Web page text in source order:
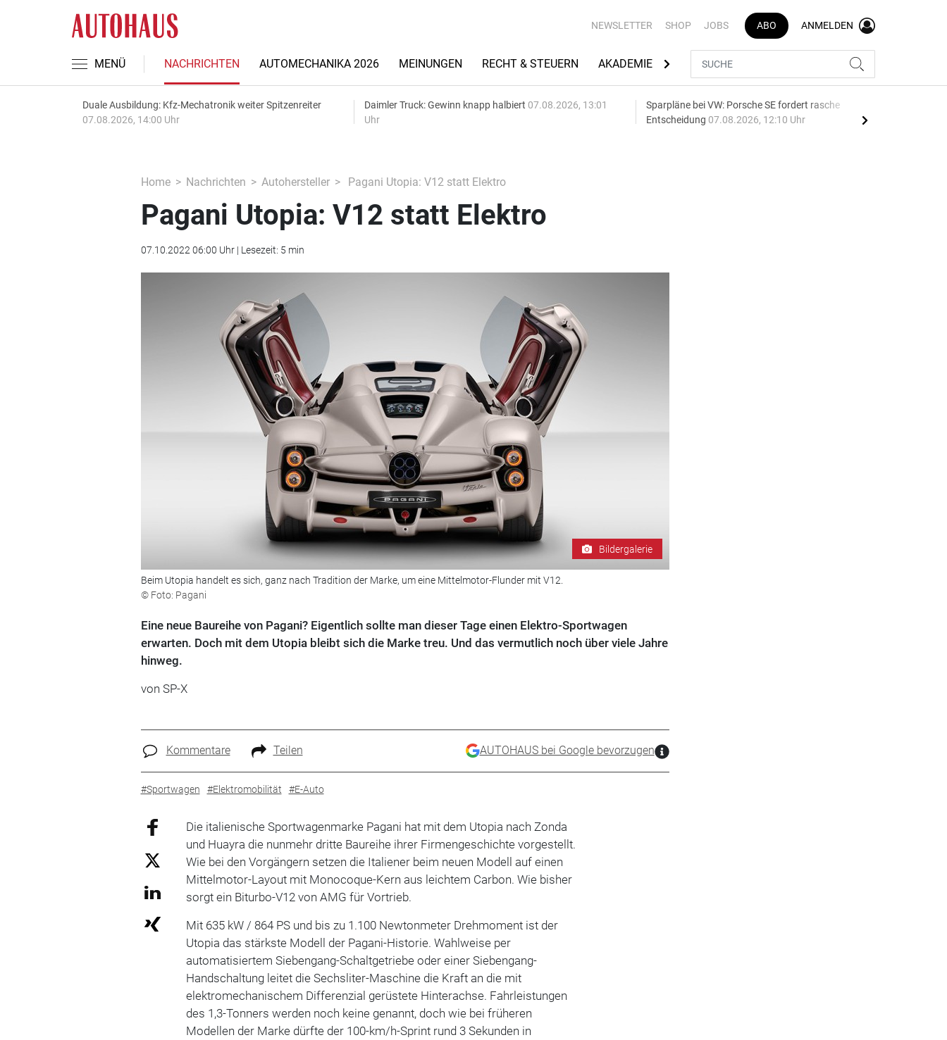
NEWSLETTER SHOP JOBS ABO ANMELDEN
MENÜ NACHRICHTEN AUTOMECHANIKA 2026 MEINUNGEN RECHT & STEUERN AKADEMIE AUTOMARKEN
Duale Ausbildung: Kfz-Mechatronik weiter Spitzenreiter
07.08.2026, 14:00 Uhr
Daimler Truck: Gewinn knapp halbiert 07.08.2026, 13:01
Uhr
Sparpläne bei VW: Porsche SE fordert rasche
Entscheidung 07.08.2026, 12:10 Uhr
Home Nachrichten Autohersteller Pagani Utopia: V12 statt Elektro
Pagani Utopia: V12 statt Elektro
07.10.2022 06:00 Uhr | Lesezeit: 5 min
Bildergalerie
Beim Utopia handelt es sich, ganz nach Tradition der Marke, um eine Mittelmotor-Flunder mit V12.
© Foto: Pagani
Eine neue Baureihe von Pagani? Eigentlich sollte man dieser Tage einen Elektro-Sportwagen
erwarten. Doch mit dem Utopia bleibt sich die Marke treu. Und das vermutlich noch über viele Jahre
hinweg.
von SP-X
Kommentare Teilen AUTOHAUS bei Google bevorzugen
#Sportwagen #Elektromobilität #E-Auto
Die italienische Sportwagenmarke Pagani hat mit dem Utopia nach Zonda
und Huayra die nunmehr dritte Baureihe ihrer Firmengeschichte vorgestellt.
Wie bei den Vorgängern setzen die Italiener beim neuen Modell auf einen
Mittelmotor-Layout mit Monocoque-Kern aus leichtem Carbon. Wie bisher
sorgt ein Biturbo-V12 von AMG für Vortrieb.
Mit 635 kW / 864 PS und bis zu 1.100 Newtonmeter Drehmoment ist der
Utopia das stärkste Modell der Pagani-Historie. Wahlweise per
automatisiertem Siebengang-Schaltgetriebe oder einer Siebengang-
Handschaltung leitet die Sechsliter-Maschine die Kraft an die mit
elektromechanischem Differenzial gerüstete Hinterachse. Fahrleistungen
des 1,3-Tonners werden noch keine genannt, doch wie bei früheren
Modellen der Marke dürfte der 100-km/h-Sprint rund 3 Sekunden in